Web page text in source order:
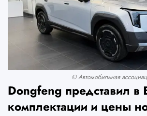
© Автомобильная
Dongfeng представил в
комплектации и цены